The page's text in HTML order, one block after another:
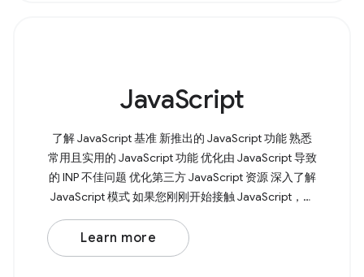
JavaScript
了解 JavaScript 基准 新推出的 JavaScript 功能 熟悉
常用且实用的 JavaScript 功能 优化由 JavaScript 导致
的 INP 不佳问题 优化第三方 JavaScript 资源 深入了解
JavaScript 模式 如果您刚刚开始接触 JavaScript，我
们会为您提供帮助。我们的 Learn JavaScript 课程将
从变量、函数和条件语句等基本知识入手，引导您全
面了解 JavaScript
Learn more